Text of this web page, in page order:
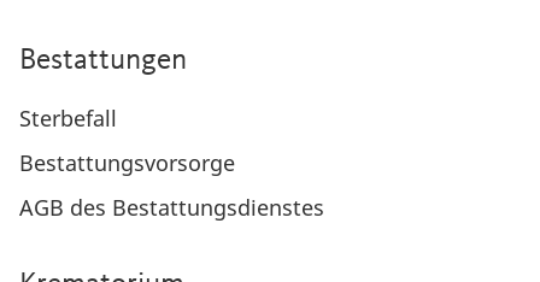
Bestattungen
Sterbefall
Bestattungsvorsorge
AGB des Bestattungsdienstes